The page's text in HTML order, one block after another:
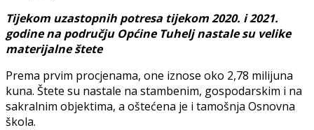
Tijekom uzastopnih potresa tijekom 2020. i 2021.
godine na području Općine Tuhelj nastale su velike
materijalne štete
Prema prvim procjenama, one iznose oko 2,78 milijuna
kuna. Štete su nastale na stambenim, gospodarskim i na
sakralnim objektima, a oštećena je i tamošnja Osnovna
škola.